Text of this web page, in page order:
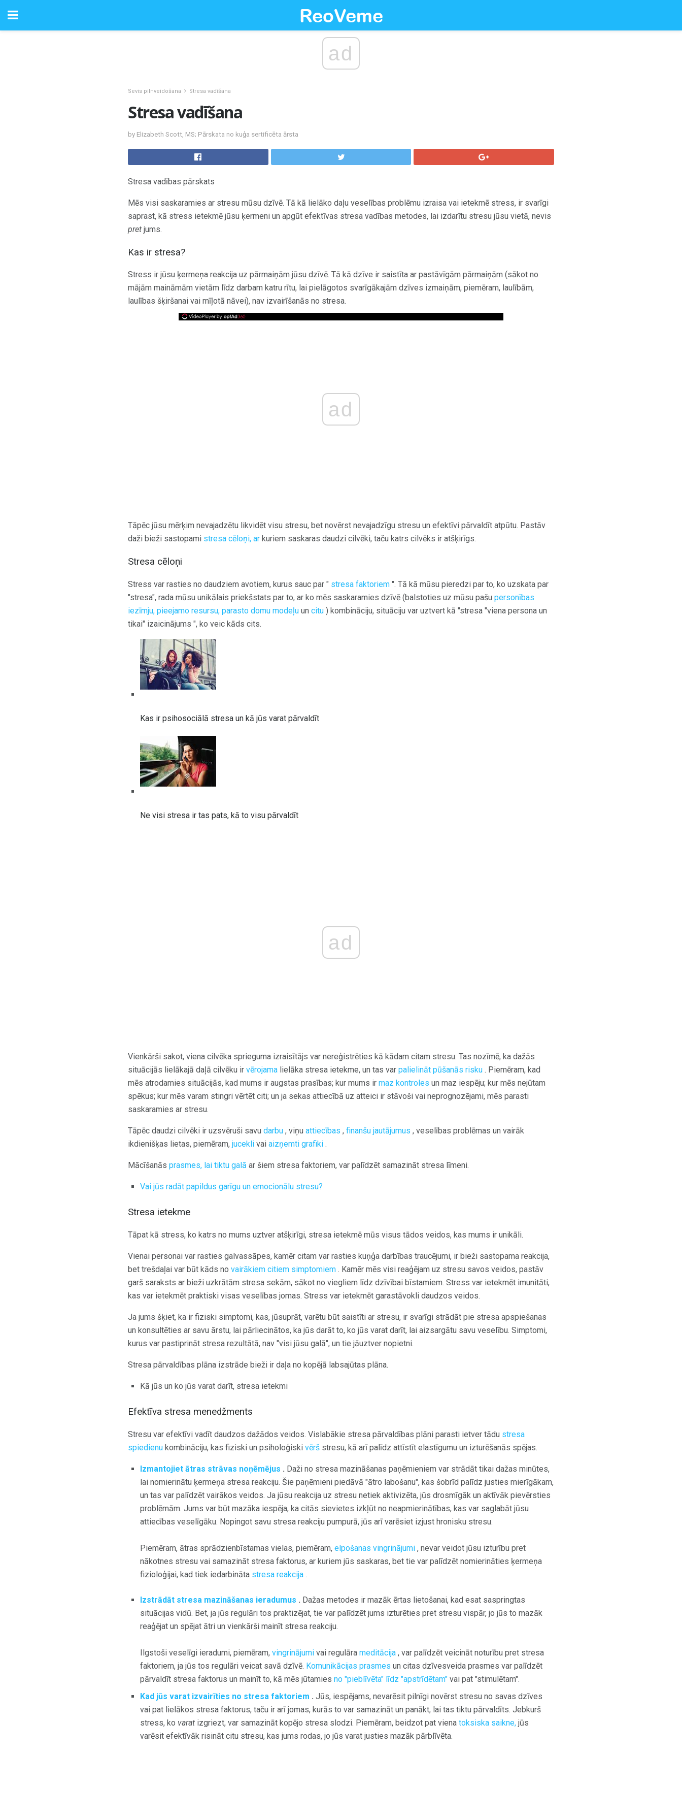
ad
Sevis pilnveidošana Stresa vadīšana
Stresa vadīšana
by Elizabeth Scott, MS; Pārskata no kuģa sertificēta ārsta
Stresa vadības pārskats
Mēs visi saskaramies ar stresu mūsu dzīvē. Tā kā lielāko daļu veselības problēmu izraisa vai ietekmē stress, ir svarīgi
saprast, kā stress ietekmē jūsu ķermeni un apgūt efektīvas stresa vadības metodes, lai izdarītu stresu jūsu vietā, nevis
pret jums.
Kas ir stresa?
Stress ir jūsu ķermeņa reakcija uz pārmaiņām jūsu dzīvē. Tā kā dzīve ir saistīta ar pastāvīgām pārmaiņām (sākot no
mājām maināmām vietām līdz darbam katru rītu, lai pielāgotos svarīgākajām dzīves izmaiņām, piemēram, laulībām,
laulības šķiršanai vai mīļotā nāvei), nav izvairīšanās no stresa.
ad
Tāpēc jūsu mērķim nevajadzētu likvidēt visu stresu, bet novērst nevajadzīgu stresu un efektīvi pārvaldīt atpūtu. Pastāv
daži bieži sastopami stresa cēloņi, ar kuriem saskaras daudzi cilvēki, taču katrs cilvēks ir atšķirīgs.
Stresa cēloņi
Stress var rasties no daudziem avotiem, kurus sauc par " stresa faktoriem ". Tā kā mūsu pieredzi par to, ko uzskata par
"stresa", rada mūsu unikālais priekšstats par to, ar ko mēs saskaramies dzīvē (balstoties uz mūsu pašu personības
iezīmju, pieejamo resursu, parasto domu modeļu un citu ) kombināciju, situāciju var uztvert kā "stresa "viena persona un
tikai" izaicinājums ", ko veic kāds cits.
Kas ir psihosociālā stresa un kā jūs varat pārvaldīt
Ne visi stresa ir tas pats, kā to visu pārvaldīt
ad
Vienkārši sakot, viena cilvēka sprieguma izraisītājs var nereģistrēties kā kādam citam stresu. Tas nozīmē, ka dažās
situācijās lielākajā daļā cilvēku ir vērojama lielāka stresa ietekme, un tas var palielināt pūšanās risku . Piemēram, kad
mēs atrodamies situācijās, kad mums ir augstas prasības; kur mums ir maz kontroles un maz iespēju; kur mēs nejūtam
spēkus; kur mēs varam stingri vērtēt citi; un ja sekas attiecībā uz atteici ir stāvoši vai neprognozējami, mēs parasti
saskaramies ar stresu.
Tāpēc daudzi cilvēki ir uzsvēruši savu darbu , viņu attiecības , finanšu jautājumus , veselības problēmas un vairāk
ikdienišķas lietas, piemēram, jucekli vai aizņemti grafiki .
Mācīšanās prasmes, lai tiktu galā ar šiem stresa faktoriem, var palīdzēt samazināt stresa līmeni.
Vai jūs radāt papildus garīgu un emocionālu stresu?
Stresa ietekme
Tāpat kā stress, ko katrs no mums uztver atšķirīgi, stresa ietekmē mūs visus tādos veidos, kas mums ir unikāli.
Vienai personai var rasties galvassāpes, kamēr citam var rasties kuņģa darbības traucējumi, ir bieži sastopama reakcija,
bet trešdaļai var būt kāds no vairākiem citiem simptomiem . Kamēr mēs visi reaģējam uz stresu savos veidos, pastāv
garš saraksts ar bieži uzkrātām stresa sekām, sākot no viegliem līdz dzīvībai bīstamiem. Stress var ietekmēt imunitāti,
kas var ietekmēt praktiski visas veselības jomas. Stress var ietekmēt garastāvokli daudzos veidos.
Ja jums šķiet, ka ir fiziski simptomi, kas, jūsuprāt, varētu būt saistīti ar stresu, ir svarīgi strādāt pie stresa apspiešanas
un konsultēties ar savu ārstu, lai pārliecinātos, ka jūs darāt to, ko jūs varat darīt, lai aizsargātu savu veselību. Simptomi,
kurus var pastiprināt stresa rezultātā, nav "visi jūsu galā", un tie jāuztver nopietni.
Stresa pārvaldības plāna izstrāde bieži ir daļa no kopējā labsajūtas plāna.
Kā jūs un ko jūs varat darīt, stresa ietekmi
Efektīva stresa menedžments
Stresu var efektīvi vadīt daudzos dažādos veidos. Vislabākie stresa pārvaldības plāni parasti ietver tādu stresa
spiedienu kombināciju, kas fiziski un psiholoģiski vērš stresu, kā arī palīdz attīstīt elastīgumu un izturēšanās spējas.
Izmantojiet ātras strāvas noņēmējus . Daži no stresa mazināšanas paņēmieniem var strādāt tikai dažas minūtes,
lai nomierinātu ķermeņa stresa reakciju. Šie paņēmieni piedāvā "ātro labošanu", kas šobrīd palīdz justies mierīgākam,
un tas var palīdzēt vairākos veidos. Ja jūsu reakcija uz stresu netiek aktivizēta, jūs drosmīgāk un aktīvāk pievērsties
problēmām. Jums var būt mazāka iespēja, ka citās sievietes izkļūt no neapmierinātības, kas var saglabāt jūsu
attiecības veselīgāku. Nopingot savu stresa reakciju pumpurā, jūs arī varēsiet izjust hronisku stresu.
Piemēram, ātras sprādzienbīstamas vielas, piemēram, elpošanas vingrinājumi , nevar veidot jūsu izturību pret
nākotnes stresu vai samazināt stresa faktorus, ar kuriem jūs saskaras, bet tie var palīdzēt nomierināties ķermeņa
fizioloģijai, kad tiek iedarbināta stresa reakcija .
Izstrādāt stresa mazināšanas ieradumus . Dažas metodes ir mazāk ērtas lietošanai, kad esat saspringtas
situācijas vidū. Bet, ja jūs regulāri tos praktizējat, tie var palīdzēt jums izturēties pret stresu vispār, jo jūs to mazāk
reaģējat un spējat ātri un vienkārši mainīt stresa reakciju.
Ilgstoši veselīgi ieradumi, piemēram, vingrinājumi vai regulāra meditācija , var palīdzēt veicināt noturību pret stresa
faktoriem, ja jūs tos regulāri veicat savā dzīvē. Komunikācijas prasmes un citas dzīvesveida prasmes var palīdzēt
pārvaldīt stresa faktorus un mainīt to, kā mēs jūtamies no "pieblīvēta" līdz "apstrīdētam" vai pat "stimulētam".
Kad jūs varat izvairīties no stresa faktoriem . Jūs, iespējams, nevarēsit pilnīgi novērst stresu no savas dzīves
vai pat lielākos stresa faktorus, taču ir arī jomas, kurās to var samazināt un panākt, lai tas tiktu pārvaldīts. Jebkurš
stress, ko varat izgriezt, var samazināt kopējo stresa slodzi. Piemēram, beidzot pat viena toksiska saikne, jūs
varēsit efektīvāk risināt citu stresu, kas jums rodas, jo jūs varat justies mazāk pārblīvēta.